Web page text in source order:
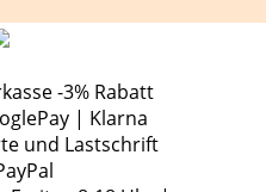
-3% Rabatt
| Klarna
und Lastschrift